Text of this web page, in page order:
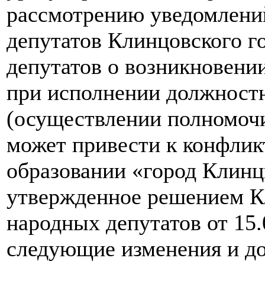
рассмотрению
депутатов Клинцовского
депутатов о
при исполнении
(осуществлении
может привести к
образовании «город
утвержденное решением
народных депутатов от
следующие изменения и